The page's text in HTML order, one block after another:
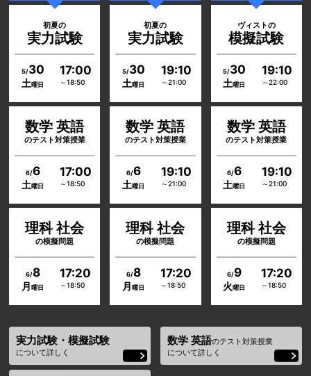
初月
ご入塾いただいた月の授業料を、１科目につき
先の特徴などを掲載してま
す。ヴィストの雰囲気を少
しでも感じて頂ければ幸い
です。
対策教材
中学校の定期試験の頻出問題を中心に、基
礎から応用問題までをプリント教材として
時事問題
対策
最新のニュースを中心に時
認しましょう。
テスト対策
指南所
定期テスト対策のための学
しています。
入試情報
INFORMATION of EXAM
高校入試情報
最新の偏差値や倍率、学校の特徴など千葉
初夏の
実力試験
5/30
土曜日
17:00
～18:50
数学 英語
のテスト対策授業
6/6
土曜日
17:00
～18:50
理科 社会
の模擬問題
6/8
月曜日
17:20
～18:50
初夏の
実力試験
5/30
土曜日
19:10
～21:00
数学 英語
のテスト対策授業
6/6
土曜日
19:10
～21:00
理科 社会
の模擬問題
6/8
月曜日
17:20
～18:50
ヴィストの
模擬試験
5/30
土曜日
19:10
～22:00
数学 英語
のテスト対策授業
6/6
土曜日
19:10
～21:00
理科 社会
の模擬問題
6/9
火曜日
17:20
～18:50
実力試験・模擬試験
について詳しく
数学 英語のテスト対策授業
について詳しく